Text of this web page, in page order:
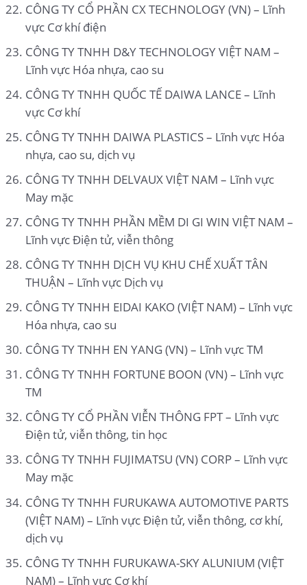
CÔNG TY CỔ PHẦN CX TECHNOLOGY (VN) – Lĩnh
vực Cơ khí điện
CÔNG TY TNHH D&Y TECHNOLOGY VIỆT NAM –
Lĩnh vực Hóa nhựa, cao su
CÔNG TY TNHH QUỐC TẾ DAIWA LANCE – Lĩnh
vực Cơ khí
CÔNG TY TNHH DAIWA PLASTICS – Lĩnh vực Hóa
nhựa, cao su, dịch vụ
CÔNG TY TNHH DELVAUX VIỆT NAM – Lĩnh vực
May mặc
CÔNG TY TNHH PHẦN MỀM DI GI WIN VIỆT NAM –
Lĩnh vực Điện tử, viễn thông
CÔNG TY TNHH DỊCH VỤ KHU CHẾ XUẤT TÂN
THUẬN – Lĩnh vực Dịch vụ
CÔNG TY TNHH EIDAI KAKO (VIỆT NAM) – Lĩnh vực
Hóa nhựa, cao su
CÔNG TY TNHH EN YANG (VN) – Lĩnh vực TM
CÔNG TY TNHH FORTUNE BOON (VN) – Lĩnh vực
TM
CÔNG TY CỔ PHẦN VIỄN THÔNG FPT – Lĩnh vực
Điện tử, viễn thông, tin học
CÔNG TY TNHH FUJIMATSU (VN) CORP – Lĩnh vực
May mặc
CÔNG TY TNHH FURUKAWA AUTOMOTIVE PARTS
(VIỆT NAM) – Lĩnh vực Điện tử, viễn thông, cơ khí,
dịch vụ
CÔNG TY TNHH FURUKAWA-SKY ALUNIUM (VIỆT
NAM) – Lĩnh vực Cơ khí